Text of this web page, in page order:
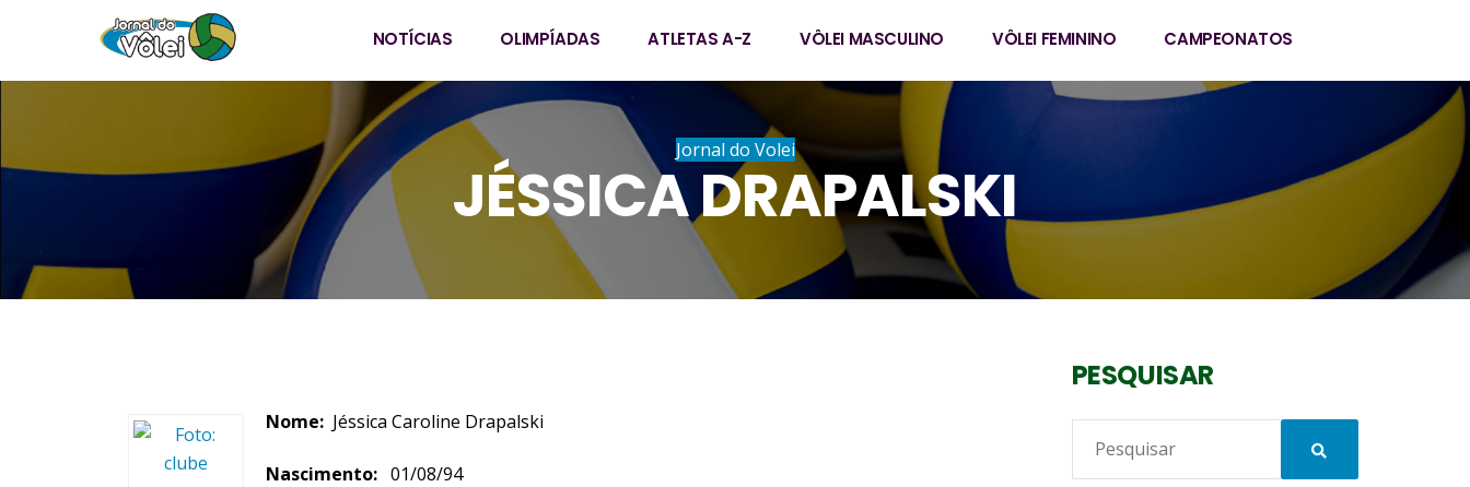
NOTÍCIAS OLIMPÍADAS ATLETAS A-Z VÔLEI MASCULINO VÔLEI FEMININO CAMPEONATOS
Jornal do Volei
JÉSSICA DRAPALSKI
Nome: Jéssica Caroline Drapalski
Nascimento: 01/08/94
PESQUISAR